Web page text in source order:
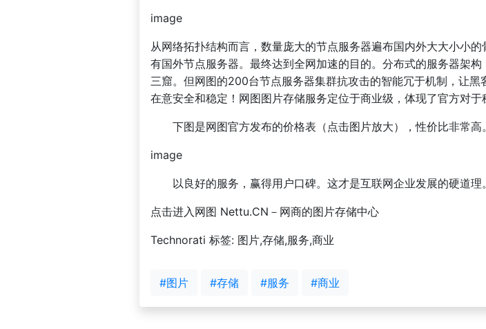
image
从网络拓扑结构而言，数量庞大的节点服务器遍布国内外大大小小
有国外节点服务器。最终达到全网加速的目的。分布式的服务器架
三窟。但网图的200台节点服务器集群抗攻击的智能冗于机制，让
在意安全和稳定！网图图片存储服务定位于商业级，体现了官方对于
下图是网图官方发布的价格表（点击图片放大），性价比非常高。
image
以良好的服务，赢得用户口碑。这才是互联网企业发展的硬道理
点击进入网图 Nettu.CN－网商的图片存储中心
Technorati 标签: 图片,存储,服务,商业
#图片 #存储 #服务 #商业